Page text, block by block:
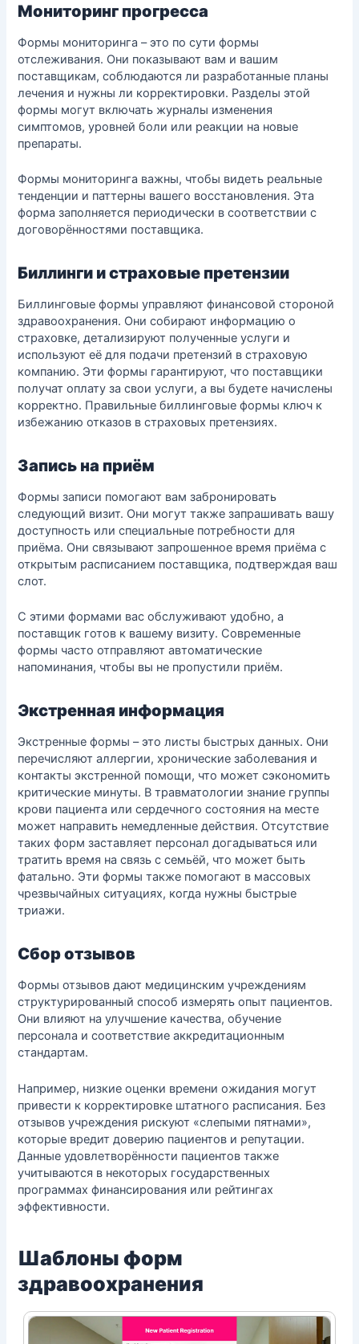
Мониторинг прогресса
Формы мониторинга – это по сути формы
отслеживания. Они показывают вам и вашим
поставщикам, соблюдаются ли разработанные планы
лечения и нужны ли корректировки. Разделы этой
формы могут включать журналы изменения
симптомов, уровней боли или реакции на новые
препараты.
Формы мониторинга важны, чтобы видеть реальные
тенденции и паттерны вашего восстановления. Эта
форма заполняется периодически в соответствии с
договорённостями поставщика.
Биллинги и страховые претензии
Биллинговые формы управляют финансовой стороной
здравоохранения. Они собирают информацию о
страховке, детализируют полученные услуги и
используют её для подачи претензий в страховую
компанию. Эти формы гарантируют, что поставщики
получат оплату за свои услуги, а вы будете начислены
корректно. Правильные биллинговые формы ключ к
избежанию отказов в страховых претензиях.
Запись на приём
Формы записи помогают вам забронировать
следующий визит. Они могут также запрашивать вашу
доступность или специальные потребности для
приёма. Они связывают запрошенное время приёма с
открытым расписанием поставщика, подтверждая ваш
слот.
С этими формами вас обслуживают удобно, а
поставщик готов к вашему визиту. Современные
формы часто отправляют автоматические
напоминания, чтобы вы не пропустили приём.
Экстренная информация
Экстренные формы – это листы быстрых данных. Они
перечисляют аллергии, хронические заболевания и
контакты экстренной помощи, что может сэкономить
критические минуты. В травматологии знание группы
крови пациента или сердечного состояния на месте
может направить немедленные действия. Отсутствие
таких форм заставляет персонал догадываться или
тратить время на связь с семьёй, что может быть
фатально. Эти формы также помогают в массовых
чрезвычайных ситуациях, когда нужны быстрые
триажи.
Сбор отзывов
Формы отзывов дают медицинским учреждениям
структурированный способ измерять опыт пациентов.
Они влияют на улучшение качества, обучение
персонала и соответствие аккредитационным
стандартам.
Например, низкие оценки времени ожидания могут
привести к корректировке штатного расписания. Без
отзывов учреждения рискуют «слепыми пятнами»,
которые вредит доверию пациентов и репутации.
Данные удовлетворённости пациентов также
учитываются в некоторых государственных
программах финансирования или рейтингах
эффективности.
Шаблоны форм
здравоохранения